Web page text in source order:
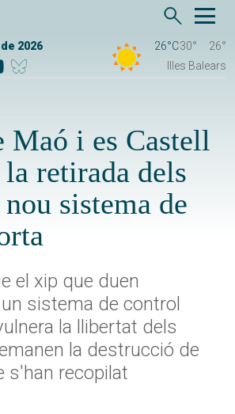
2026 26°C30°
26°
Illes Balears
Maó i es Castell
la retirada dels
sistema de
el xip que duen
sistema de control
la llibertat dels
la destrucció de
s'han recopilat